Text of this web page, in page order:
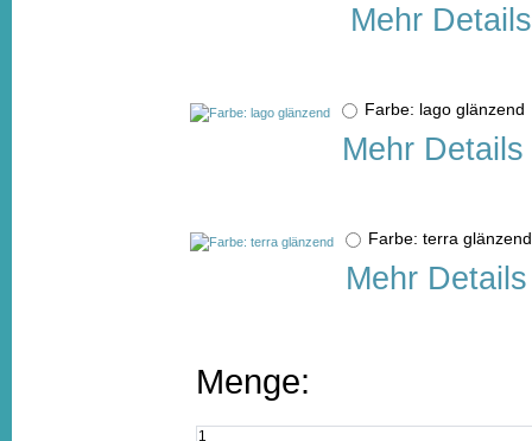
Mehr
Farbe: lago
Mehr
Farbe: terra
Mehr
Menge: